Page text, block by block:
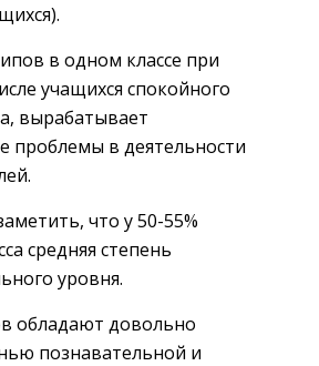
в одном классе при
учащихся спокойного
вырабатывает
проблемы в деятельности
что у 50-55%
средняя степень
уровня.
обладают довольно
познавательной и